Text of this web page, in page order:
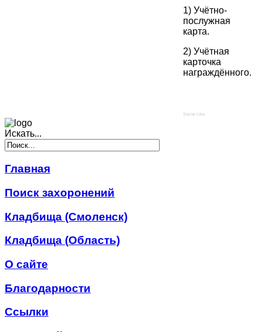
1) Учётно-
послужная
карта.
2) Учётная
карточка
награждённого.
Social Like
Искать...
Главная
Поиск захоронений
Кладбища (Смоленск)
Кладбища (Область)
О сайте
Благодарности
Ссылки